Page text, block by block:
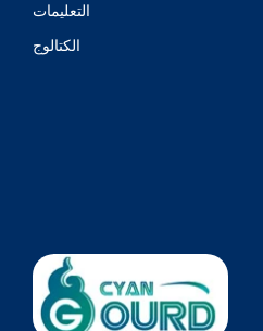
التعليمات
الكتالوج